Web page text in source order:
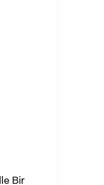
Bir